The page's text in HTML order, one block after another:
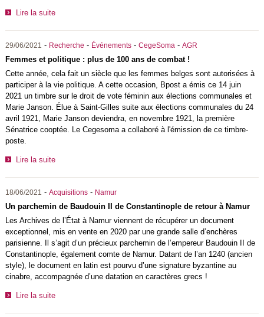
Lire la suite
29/06/2021 - Recherche - Événements- CegeSoma- AGR
Femmes et politique : plus de 100 ans de combat !
Cette année, cela fait un siècle que les femmes belges sont autorisées à
participer à la vie politique. A cette occasion, Bpost a émis ce 14 juin
2021 un timbre sur le droit de vote féminin aux élections communales et
Marie Janson. Élue à Saint-Gilles suite aux élections communales du 24
avril 1921, Marie Janson deviendra, en novembre 1921, la première
Sénatrice cooptée. Le Cegesoma a collaboré à l'émission de ce timbre-
poste.
Lire la suite
18/06/2021 - Acquisitions- Namur
Un parchemin de Baudouin II de Constantinople de retour à Namur
Les Archives de l’État à Namur viennent de récupérer un document
exceptionnel, mis en vente en 2020 par une grande salle d’enchères
parisienne. Il s’agit d’un précieux parchemin de l’empereur Baudouin II de
Constantinople, également comte de Namur. Datant de l’an 1240 (ancien
style), le document en latin est pourvu d’une signature byzantine au
cinabre, accompagnée d’une datation en caractères grecs !
Lire la suite